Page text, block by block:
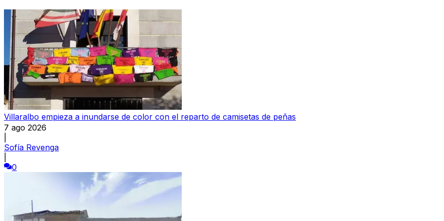
Villaralbo empieza a inundarse de color con el reparto de camisetas de peñas
7 ago 2026
Sofía Revenga
0